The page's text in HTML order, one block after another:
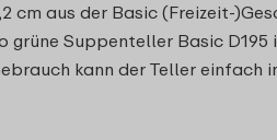
cm aus der Basic (Freizeit-
grüne Suppenteller Basic
kann der Teller einfach